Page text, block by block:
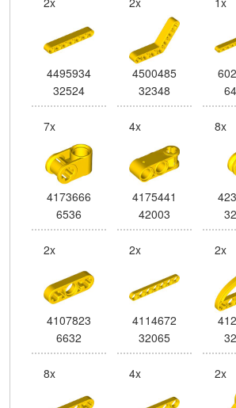
4495934
32524
4500485
32348
7x
4173666
6536
4x
4175441
42003
8x
2x
4107823
6632
2x
4114672
32065
2x
8x 4x 2x